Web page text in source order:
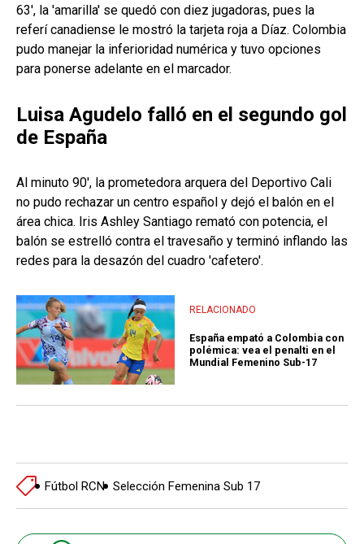
63', la 'amarilla' se quedó con diez jugadoras, pues la
referí canadiense le mostró la tarjeta roja a Díaz. Colombia
pudo manejar la inferioridad numérica y tuvo opciones
para ponerse adelante en el marcador.
Luisa Agudelo falló en el segundo gol
de España
Al minuto 90', la prometedora arquera del Deportivo Cali
no pudo rechazar un centro español y dejó el balón en el
área chica. Iris Ashley Santiago remató con potencia, el
balón se estrelló contra el travesaño y terminó inflando las
redes para la desazón del cuadro 'cafetero'.
RELACIONADO
España empató a Colombia con
polémica: vea el penalti en el
Mundial Femenino Sub-17
Fútbol RCN Selección Femenina Sub 17